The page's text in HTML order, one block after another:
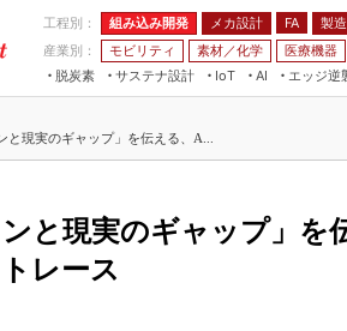
工程別： 組み込み開発 メカ設計 FA 製
産業別：
モビリティ 素材／化学 医療機器
脱炭素
サステナ設計
IoT
る工場
AI
AI×設備保全
エッジ逆
JIMTOF
IIFES
VR／AR
フィールドサービ
モビリティ
と現実のギャップ」を伝える、A...
と現実のギャップ」を
レース